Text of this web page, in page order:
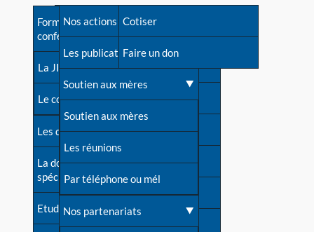
Avant la naissance
Les débuts
Une difficulté d'allaitement ?
Cas particuliers
Mythes et vérités
Devenir animatrice ?
Une question sur le site
Formations et
conférences
La JIA
Le congrès
Les dossiers de l'allaitement
La documentation
spécialisée
Etudes récentes
Besoin d'aide?
Répertoire de tous les
contacts
Contact presse
Dossier de presse
Soutenir LLL
Livre d'or
Forum
Nos actions
Les publications
Soutien aux mères
Soutien aux mères
Les réunions
Par téléphone ou mél
Nos partenariats
Cotiser
Faire un don